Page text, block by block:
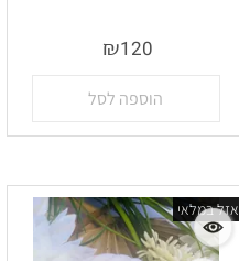
₪120
הוספה לסל
אזל במלאי